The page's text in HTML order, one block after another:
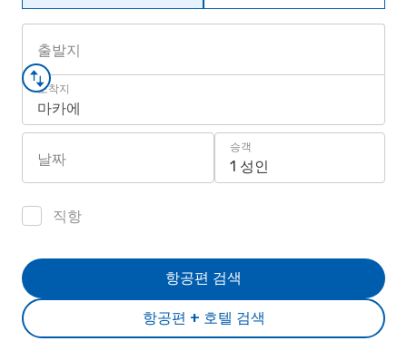
출발지
도착지
마카에
날짜
승객
1 성인
직항
항공편 + 호텔 검색
항공편 검색